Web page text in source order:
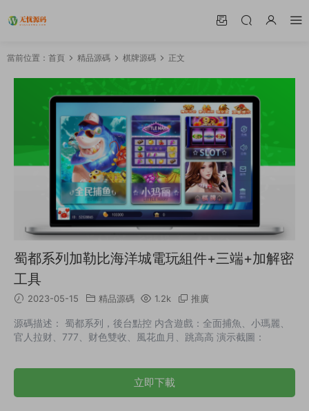
當前位置： 首頁 精品源碼 棋牌源碼 正文
蜀都系列加勒比海洋城電玩組件+三端+加解密
工具
2023-05-15 精品源碼 1.2k 推廣
源碼描述： 蜀都系列，後台點控 内含遊戲：全面捕魚、小瑪麗、
官人拉财、777、财色雙收、風花血月、跳高高 演示截圖：
立即下載